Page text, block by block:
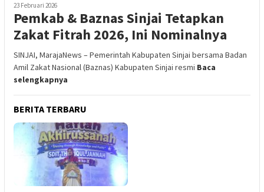
23 Februari 2026
Pemkab & Baznas Sinjai Tetapkan
Zakat Fitrah 2026, Ini Nominalnya
SINJAI, MarajaNews – Pemerintah Kabupaten Sinjai bersama Badan
Amil Zakat Nasional (Baznas) Kabupaten Sinjai resmi Baca
selengkapnya
BERITA TERBARU